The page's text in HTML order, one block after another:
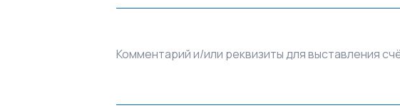
Комментарий и/или реквизиты для выставления